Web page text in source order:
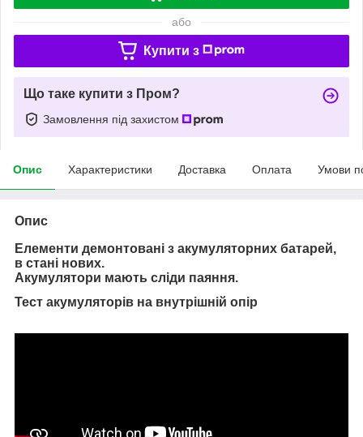
або
Купити з
Що таке купити з Пром?
Замовлення під захистом
Опис Характеристики Доставка Оплата Умови
Опис
Елементи демонтовані з акумуляторних батарей,
в стані нових.
Акумулятори мають сліди паяння.
Тест акумуляторів на внутрішній опір